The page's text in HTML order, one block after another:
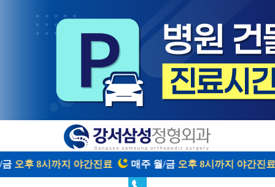
금 오후 8시까지 야간진료 매주 월/금 오후 8시까지 야간진료